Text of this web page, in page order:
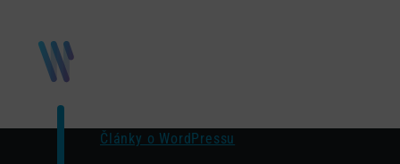
Články o WordPressu